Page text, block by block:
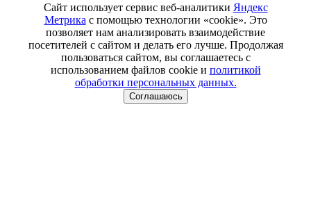
Сайт использует сервис веб-аналитики Яндекс
Метрика с помощью технологии «cookie». Это
позволяет нам анализировать взаимодействие
посетителей с сайтом и делать его лучше. Продолжая
пользоваться сайтом, вы соглашаетесь с
использованием файлов cookie и политикой
обработки персональных данных.
Соглашаюсь